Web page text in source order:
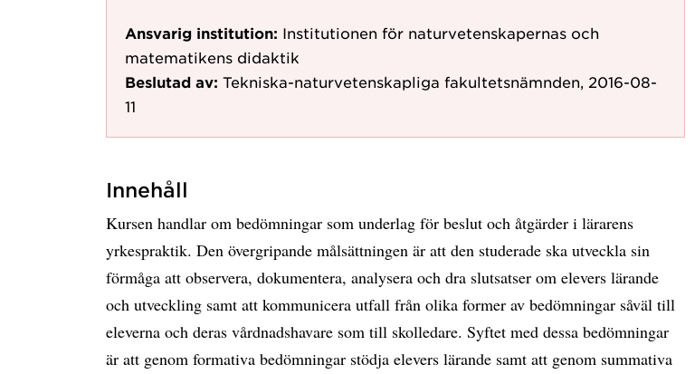
Ansvarig institution: Institutionen för naturvetenskapernas och
matematikens didaktik
Beslutad av: Tekniska-naturvetenskapliga fakultetsnämnden, 2016-08-
11
Innehåll
Kursen handlar om bedömningar som underlag för beslut och åtgärder i lärarens
yrkespraktik. Den övergripande målsättningen är att den studerade ska utveckla sin
förmåga att observera, dokumentera, analysera och dra slutsatser om elevers lärande
och utveckling samt att kommunicera utfall från olika former av bedömningar såväl till
eleverna och deras vårdnadshavare som till skolledare. Syftet med dessa bedömningar
är att genom formativa bedömningar stödja elevers lärande samt att genom summativa